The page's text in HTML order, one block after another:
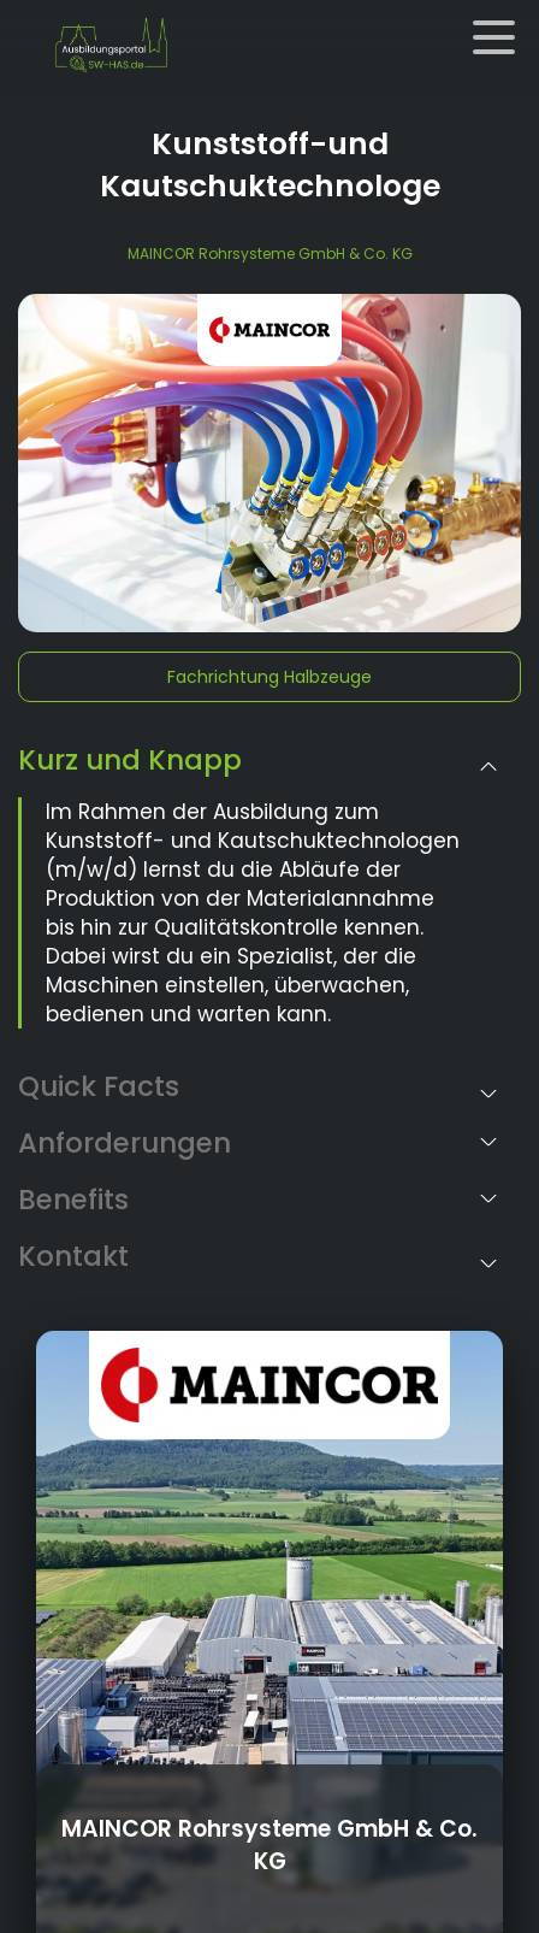
Kunststoff-und
Kautschuktechnologe
MAINCOR Rohrsysteme GmbH & Co. KG
Fachrichtung Halbzeuge
Kurz und Knapp
Im Rahmen der Ausbildung zum
Kunststoff- und Kautschuktechnologen
(m/w/d) lernst du die Abläufe der
Produktion von der Materialannahme
bis hin zur Qualitätskontrolle kennen.
Dabei wirst du ein Spezialist, der die
Maschinen einstellen, überwachen,
bedienen und warten kann.
Anforderungen
Benefits
MAINCOR Rohrsysteme GmbH & Co.
KG